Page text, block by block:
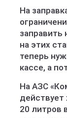
На
заправить
на этих
теперь
кассе, а
На АЗС
действует
20 литров